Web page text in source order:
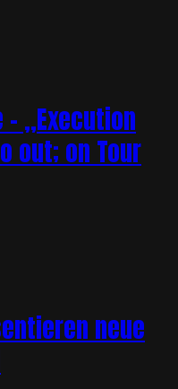
„Execution
out; on Tour
neue